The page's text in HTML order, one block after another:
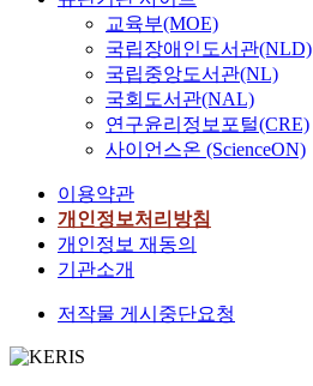
교육부(MOE)
국립장애인도서관(NLD)
국립중앙도서관(NL)
국회도서관(NAL)
연구윤리정보포털(CRE)
사이언스온 (ScienceON)
이용약관
개인정보처리방침
개인정보 재동의
기관소개
저작물 게시중단요청